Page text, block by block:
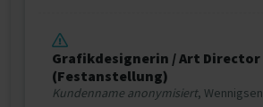
Grafikdesignerin / Art Director
(Festanstellung)
Kundenname anonymisiert, Wennigsen